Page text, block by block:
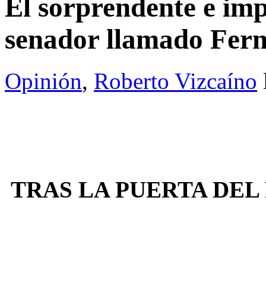
El sorprendente e
senador llamado
Opinión, Roberto Vizcaíno
TRAS LA PUERTA